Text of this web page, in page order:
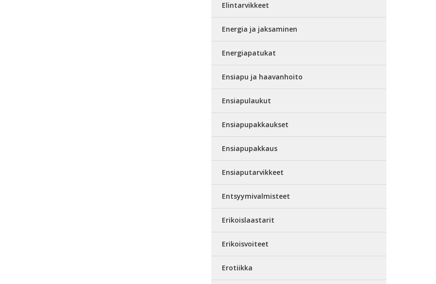
Elintarvikkeet
Energia ja jaksaminen
Energiapatukat
Ensiapu ja haavanhoito
Ensiapulaukut
Ensiapupakkaukset
Ensiapupakkaus
Ensiaputarvikkeet
Entsyymivalmisteet
Erikoislaastarit
Erikoisvoiteet
Erotiikka